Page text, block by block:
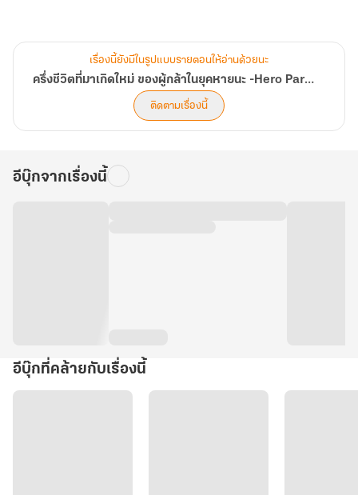
เรื่องนี้ยังมีในรูปแบบรายตอนให้อ่านด้วยนะ
ครึ่งชีวิตที่มาเกิดใหม่ ของผู้กล้าในยุคหายนะ -Hero Party Indie lvl.Max
ติดตามเรื่องนี้
อีบุ๊กจากเรื่องนี้
อีบุ๊กที่คล้ายกับเรื่องนี้